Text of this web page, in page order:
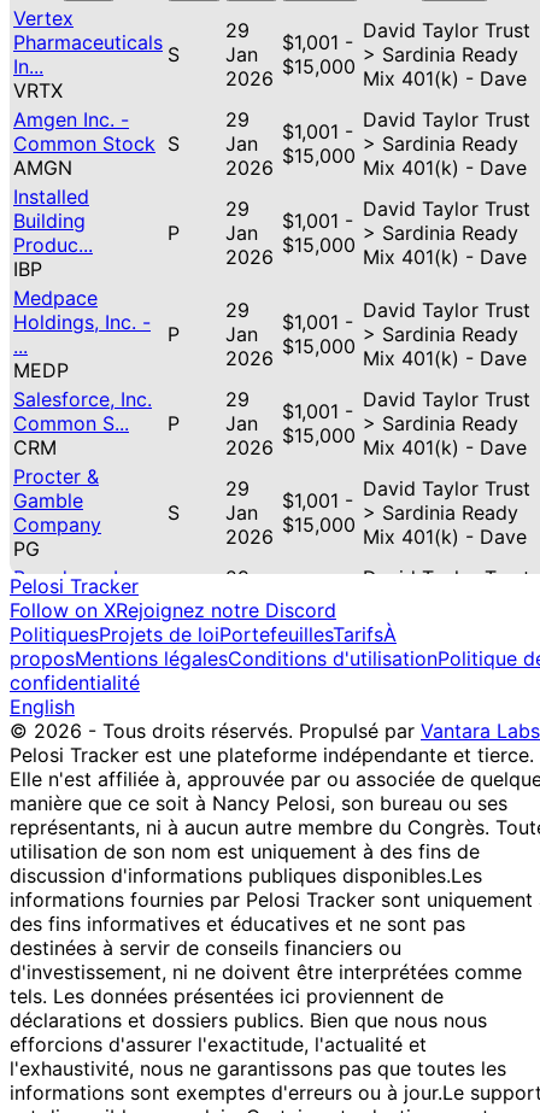
Vertex
Pharmaceuticals
In...
VRTX
S
29
Jan
2026
$1,001 -
$15,000
David Taylor Trust
> Sardinia Ready
Mix 401(k) - Dave
Amgen Inc. -
Common Stock
AMGN
S
29
Jan
2026
$1,001 -
$15,000
David Taylor Trust
> Sardinia Ready
Mix 401(k) - Dave
Installed
Building
Produc...
IBP
P
29
Jan
2026
$1,001 -
$15,000
David Taylor Trust
> Sardinia Ready
Mix 401(k) - Dave
Medpace
Holdings, Inc. -
...
MEDP
P
29
Jan
2026
$1,001 -
$15,000
David Taylor Trust
> Sardinia Ready
Mix 401(k) - Dave
Salesforce, Inc.
Common S...
CRM
P
29
Jan
2026
$1,001 -
$15,000
David Taylor Trust
> Sardinia Ready
Mix 401(k) - Dave
Procter &
Gamble
Company
PG
S
29
Jan
2026
$1,001 -
$15,000
David Taylor Trust
> Sardinia Ready
Mix 401(k) - Dave
Broadcom Inc. -
Common St...
AVGO
P
29
Jan
2026 $15,000
David Taylor Trust
Mix 401(k) - Dave
Prologis, Inc.
Common Sto...
PLD
29
$1,001 - David Taylor Trust
Microsoft
Corporation -
C...
MSFT
P
29
Jan
2026
$1,001 -
$15,000
David Taylor Trust
> Sardinia Ready
Mix 401(k) - Dave
RPM
International
Inc. Co...
RPM
P
29
Jan
2026
$1,001 -
$15,000
David Taylor Trust
> Sardinia Ready
Mix 401(k) - Dave
JP Morgan
Chase & Co.
Com...
JPM
P
29
Jan
2026
$1,001 -
$15,000
David Taylor Trust
> Sardinia Ready
Mix 401(k) - Dave
AT&T Inc.
T
P
29
Jan
2026
$1,001 -
$15,000
David Taylor Trust
> Sardinia Ready
Mix 401(k) - Dave
Pelosi Tracker
Follow on XRejoignez notre Discord
PolitiquesProjets de loiPortefeuillesTarifsÀ
proposMentions légalesConditions d'utilisationPolitique
confidentialité
English
© 2026 - Tous droits réservés. Propulsé par Vantara Labs
Pelosi Tracker est une plateforme indépendante et tierce.
Elle n'est affiliée à, approuvée par ou associée de
manière que ce soit à Nancy Pelosi, son bureau ou ses
représentants, ni à aucun autre membre du Congrès.
utilisation de son nom est uniquement à des fins de
discussion d'informations publiques disponibles.Les
informations fournies par Pelosi Tracker sont uniquement
des fins informatives et éducatives et ne sont pas
destinées à servir de conseils financiers ou
d'investissement, ni ne doivent être interprétées comme
tels. Les données présentées ici proviennent de
déclarations et dossiers publics. Bien que nous nous
efforcions d'assurer l'exactitude, l'actualité et
l'exhaustivité, nous ne garantissons pas que toutes les
informations sont exemptes d'erreurs ou à jour.Le